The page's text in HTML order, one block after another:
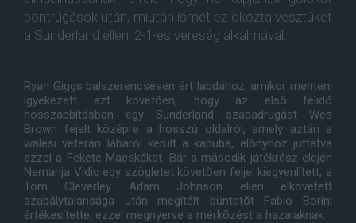
pontrúgások után, miután ismét ez okozta vesztüket
a Sunderland elleni 2-1-es vereség alkalmával.
Ryan Giggs balszerencsésen ért labdához, amikor menteni
igyekezett azt követõen, hogy az elsõ félidõ
hosszabbításban egy Sunderland szabadrúgást Wes
Brown fejelt középre a hosszú oldalról, amely aztán a
walesi veterán lábáról került a kapuba, elõnyhöz juttatva
ezzel a Fekete Macskákat. Bár a második játékrész elején
Nemanja Vidic egy szögletet követõen fejjel kiegyenlített, a
Tom Cleverley Adam Johnson ellen elkövetett
szabálytalansága után megítélt büntetõt Fabio Borini
értékesítette, ezzel megnyerve a mérkõzést a hazaiaknak.